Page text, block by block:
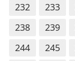
232
233
238
239
244
245